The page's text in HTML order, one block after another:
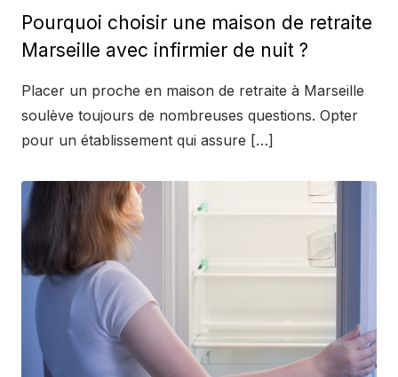
Pourquoi choisir une maison de retraite
Marseille avec infirmier de nuit ?
Placer un proche en maison de retraite à Marseille
soulève toujours de nombreuses questions. Opter
pour un établissement qui assure […]